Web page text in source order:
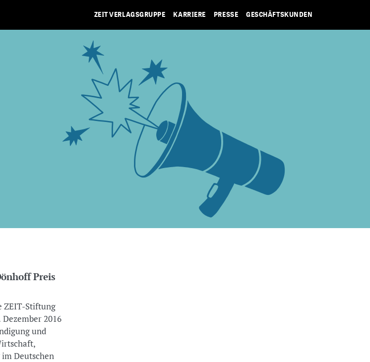
ZEIT VERLAGSGRUPPE KARRIERE PRESSE GESCHÄFTSKUNDEN
Preis
ZEIT-Stiftung
2016
und
Deutschen